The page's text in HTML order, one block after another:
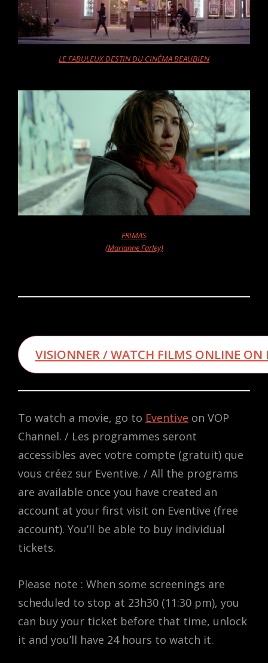
LE FABULEUX DESTIN DU CINÉMA BEAUBIEN
FRIMAS
(Marianne Farley)
VISIONNER / WATCH FILMS ONLINE ON
To watch a movie, go to Eventive on VOP
Channel. / Les programmes seront
accessibles avec votre compte (gratuit) que
vous créez sur Eventive. / All the programs
are available once you have created an
account at your first visit on Eventive (free
account). You’ll be able to buy individual
tickets.
Please note : When some screenings are
scheduled to stop at 23h30 (11:30 pm), you
can buy your ticket before that time, unlock
it and you’ll have 24 hours to watch it.